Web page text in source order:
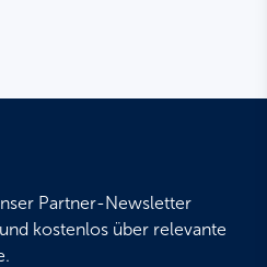
Partner-Newsletter
kostenlos über relevante